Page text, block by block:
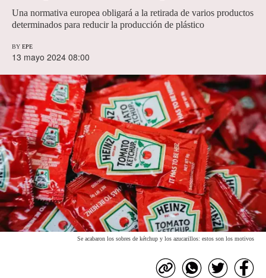
Una normativa europea obligará a la retirada de varios productos
determinados para reducir la producción de plástico
BY EPE
13 mayo 2024 08:00
Se acabaron los sobres de kétchup y los azucarillos: estos son los motivos